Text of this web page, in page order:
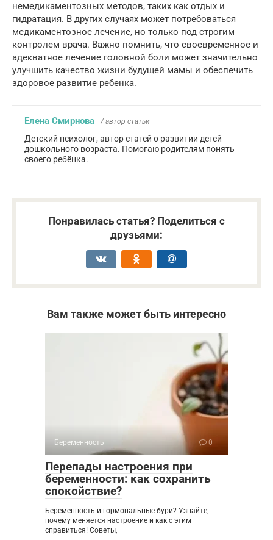
немедикаментозных методов, таких как отдых и
гидратация. В других случаях может потребоваться
медикаментозное лечение, но только под строгим
контролем врача. Важно помнить, что своевременное и
адекватное лечение головной боли может значительно
улучшить качество жизни будущей мамы и обеспечить
здоровое развитие ребенка.
Елена Смирнова / автор статьи
Детский психолог, автор статей о развитии детей
дошкольного возраста. Помогаю родителям понять
своего ребёнка.
Понравилась статья? Поделиться с
друзьями:
Вам также может быть интересно
Беременность 0
Перепады настроения при
беременности: как сохранить
спокойствие?
Беременность и гормональные бури? Узнайте,
почему меняется настроение и как с этим
справиться! Советы,